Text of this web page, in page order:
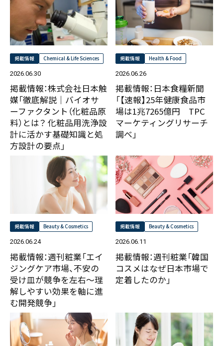
〒550-0013
大阪市西区新町2-4-2 なにわ筋SIAビル［Map］
TEL 06-6538-5358（代表）
06-6538-5358
［ 9:00-17:00 土日祝除く ］
Newsletter
リサーチャーインタビュー
セミナー情報
TPCジャーナル
PRESS
NEWS
DATA
掲載情報 Chemical & Life Sciences
2026.06.30
掲載情報：株式会社日本触
媒「徹底解説｜バイオサ
ーファクタント（化粧品原
料）とは？ 化粧品用洗浄設
計に活かす基礎知識と処
方設計の要点」
掲載情報 Health & Food
2026.06.26
掲載情報：日本食糧新聞
「【速報】25年健康食品市
場は1兆7265億円 TPC
マーケティングリサーチ
調べ」
掲載情報 Beauty & Cosmetics
2026.06.24
掲載情報：週刊粧業「エイ
ジングケア市場、不安の
受け皿が競争を左右～理
解しやすい効果を軸に進
む開発競争」
掲載情報 Beauty & Cosmetics
2026.06.11
掲載情報：週刊粧業「韓国
コスメはなぜ日本市場で
定着したのか」